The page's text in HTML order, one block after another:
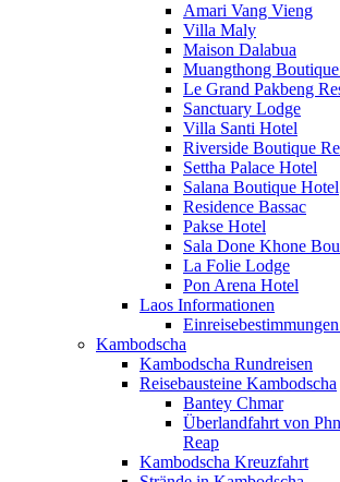
Amari Vang Vieng
Villa Maly
Maison Dalabua
Muangthong
Le Grand Pakbeng
Sanctuary Lodge
Villa Santi Hotel
Riverside Boutique
Settha Palace Hotel
Salana Boutique Hotel
Residence Bassac
Pakse Hotel
Sala Done Khone
La Folie Lodge
Pon Arena Hotel
Laos Informationen
Kambodscha
Kambodscha Rundreisen
Reisebausteine Kambodscha
Bantey Chmar
Überlandfahrt von
Reap
Kambodscha Kreuzfahrt